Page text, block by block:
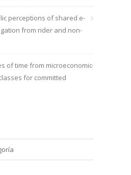
perceptions of shared e-
from rider and non-
of time from microeconomic
for committed